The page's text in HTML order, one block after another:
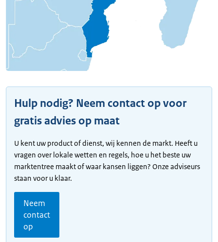
Hulp nodig? Neem contact op voor
gratis advies op maat
U kent uw product of dienst, wij kennen de markt. Heeft u
vragen over lokale wetten en regels, hoe u het beste uw
marktentree maakt of waar kansen liggen? Onze adviseurs
staan voor u klaar.
Neem
contact
op